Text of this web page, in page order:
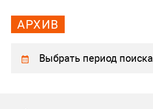
АРХИВ
Выбрать период поиска